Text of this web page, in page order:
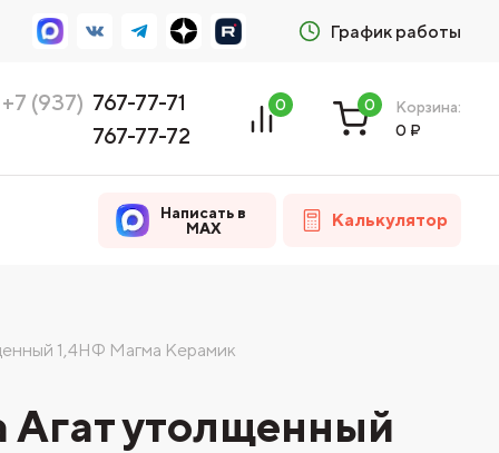
График работы
+7 (937) 767-77-71
767-77-72
0 0
Корзина:
0 ₽
Написать в
MAX
Калькулятор
1,4НФ Магма Керамик
утолщенный